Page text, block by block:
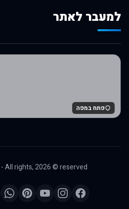
למעבר לאתר
לרכישה באלי אקספרס
פתח במפה
All rights,2026© reserved